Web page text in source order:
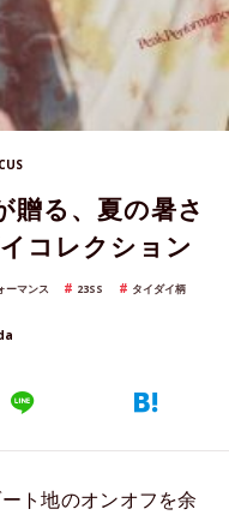
贈る、夏の暑さ
コレクション
ーマンス 23SS タイダイ柄
ト地のオンオフを余